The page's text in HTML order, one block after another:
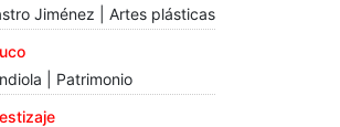
Jiménez | Artes plásticas
| Patrimonio